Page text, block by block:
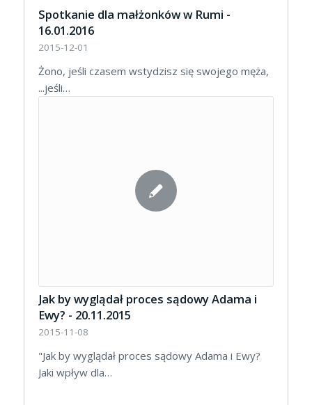
Spotkanie dla małżonków w Rumi -
16.01.2016
2015-12-01
Żono, jeśli czasem wstydzisz się swojego męża,
...jeśli…
Jak by wyglądał proces sądowy Adama i
Ewy? - 20.11.2015
2015-11-08
"Jak by wyglądał proces sądowy Adama i Ewy?
Jaki wpływ dla…